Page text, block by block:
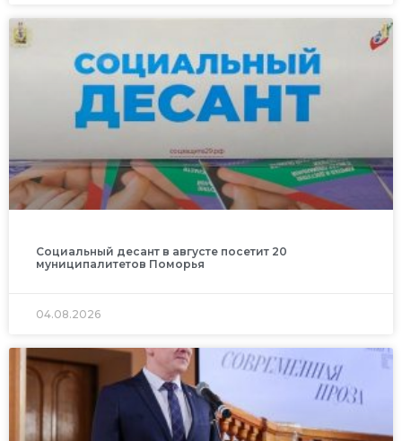
Социальный десант в августе посетит 20
муниципалитетов Поморья
04.08.2026